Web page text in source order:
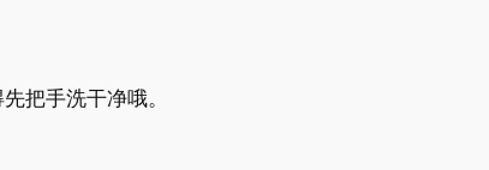
把手洗干净哦。